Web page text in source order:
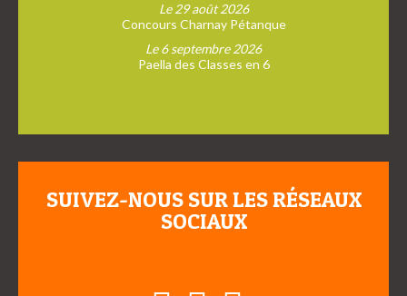
Le 29 août 2026
Concours Charnay Pétanque
Le 6 septembre 2026
Paella des Classes en 6
SUIVEZ-NOUS SUR LES RÉSEAUX
SOCIAUX